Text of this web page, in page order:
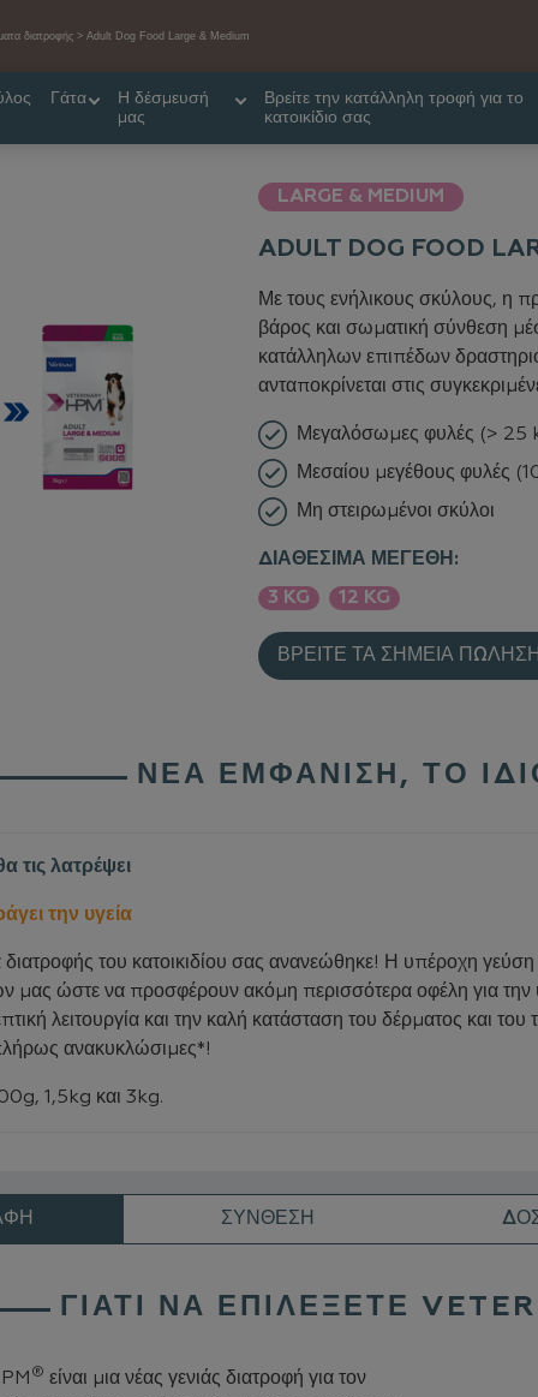
διατροφής Adult Dog Food Large & Medium
Γάτα
Η δέσμευσή
μας
Βρείτε την κατάλληλη τροφή για το
κατοικίδιο σας
LARGE & MEDIUM
ADULT DOG FOOD
Με τους ενήλικους σκύλους, η
βάρος και σωματική σύνθεση
κατάλληλων επιπέδων
ανταποκρίνεται στις
Μεγαλόσωμες φυλές (> 25
Μεσαίου μεγέθους φυλές
Μη στειρωμένοι σκύλοι
ΔΙΑΘΈΣΙΜΑ ΜΕΓΈΘΗ:
3 KG
12 KG
ΒΡΕΊΤΕ ΤΑ ΣΗΜΕΊΑ
ΝΈΑ ΕΜΦΆΝΙΣΗ, ΤΟ
τις λατρέψει
την υγεία
του κατοικιδίου σας ανανεώθηκε! Η υπέροχη
μας ώστε να προσφέρουν ακόμη περισσότερα οφέλη για την
λειτουργία και την καλή κατάσταση του δέρματος και του
ανακυκλώσιμες*!
1,5kg και 3kg.
ΣΎΝΘΕΣΗ
ΓΙΑΤΊ ΝΑ ΕΠΙΛΈΞΕΤΕ
® είναι μια νέας γενιάς διατροφή για τον